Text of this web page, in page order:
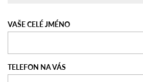
VAŠE CELÉ JMÉNO
TELEFON NA VÁS